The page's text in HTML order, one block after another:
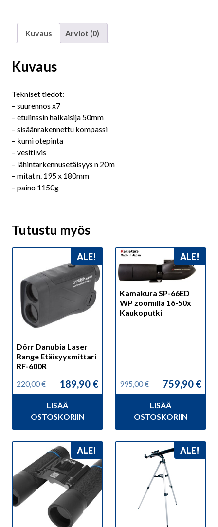
Kuvaus Arviot (0)
Kuvaus
Tekniset tiedot:
– suurennos x7
– etulinssin halkaisija 50mm
– sisäänrakennettu kompassi
– kumi otepinta
– vesitiivis
– lähintarkennusetäisyys n 20m
– mitat n. 195 x 180mm
– paino 1150g
Tutustu myös
ALE!
Dörr Danubia Laser
Range Etäisyysmittari
RF-600R
220,00€
Alkuperäinen
220,00 €.
189,90 €
Nykyinen
189,90 €.
LISÄÄ
OSTOSKORIIN
ALE!
Kamakura SP-66ED
WP zoomilla 16-50x
Kaukoputki
995,00€
Alkuperäinen
995,00 €.
759,90 €
Nykyinen
759,90 €.
LISÄÄ
OSTOSKORIIN
ALE! ALE!